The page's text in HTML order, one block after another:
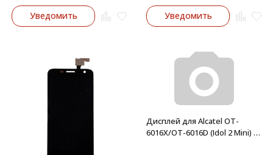
Уведомить Уведомить
Дисплей для Alcatel OT-
6016X/OT-6016D (Idol 2 Mini) в